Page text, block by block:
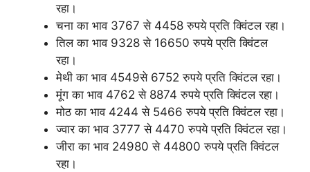
रहा।
चना का भाव 3767 से 4458 रुपये प्रति क्विंटल रहा।
तिल का भाव 9328 से 16650 रुपये प्रति क्विंटल
रहा।
मेथी का भाव 4549से 6752 रुपये प्रति क्विंटल रहा।
मूंग का भाव 4762 से 8874 रुपये प्रति क्विंटल रहा।
मोठ का भाव 4244 से 5466 रुपये प्रति क्विंटल रहा।
ज्वार का भाव 3777 से 4470 रुपये प्रति क्विंटल रहा।
जीरा का भाव 24980 से 44800 रुपये प्रति क्विंटल
रहा।